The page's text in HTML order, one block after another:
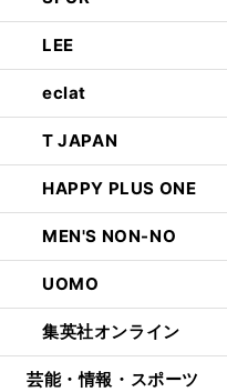
LEE
eclat
T JAPAN
HAPPY PLUS ONE
MEN'S NON-NO
UOMO
集英社オンライン
芸能・情報・スポーツ